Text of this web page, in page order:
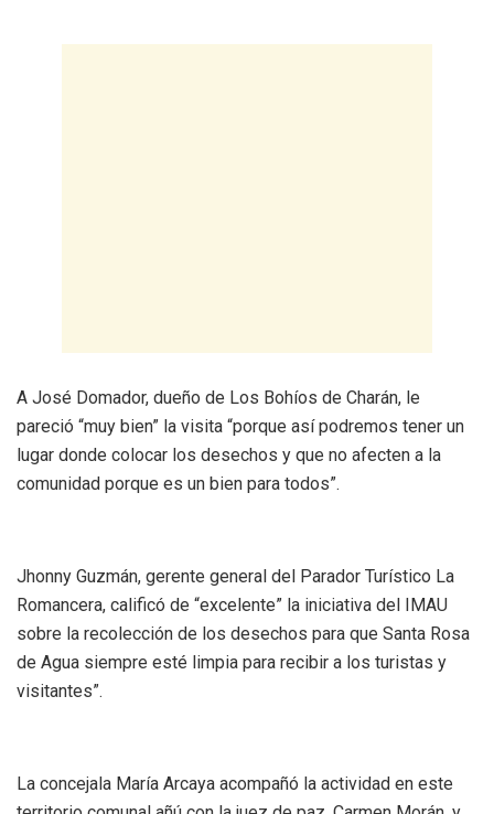
A José Domador, dueño de Los Bohíos de Charán, le
pareció “muy bien” la visita “porque así podremos tener un
lugar donde colocar los desechos y que no afecten a la
comunidad porque es un bien para todos”.
Jhonny Guzmán, gerente general del Parador Turístico La
Romancera, calificó de “excelente” la iniciativa del IMAU
sobre la recolección de los desechos para que Santa Rosa
de Agua siempre esté limpia para recibir a los turistas y
visitantes”.
La concejala María Arcaya acompañó la actividad en este